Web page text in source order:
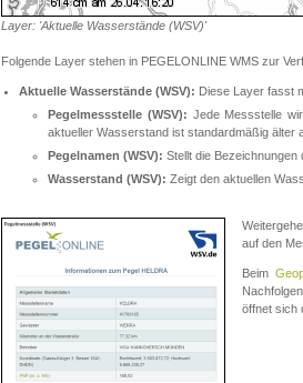
Layer: 'Aktuelle Wasserstände (WSV)'
Folgende Layer stehen in PEGELONLINE WMS zur
Aktuelle Wasserstände (WSV): Diese Layer fasst
Pegelmessstelle (WSV): Jede Messstelle
aktueller Wasserstand ist standardmäßig älter
Pegelnamen (WSV): Stellt die Bezeichnungen
Wasserstand (WSV): Zeigt den aktuellen
auf den
Beim
öffnet sich